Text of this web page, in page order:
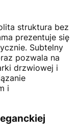
struktura bez
prezentuje się
Subtelny
pozwala na
drzwiowej i
i